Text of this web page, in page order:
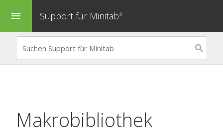
menu Support für Minitab®
Makrobibliothek